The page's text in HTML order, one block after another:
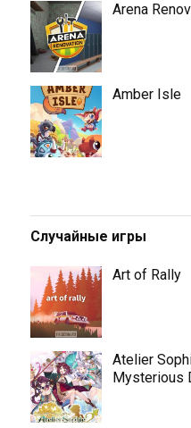
Arena
Amber Isle
Случайные игры
Art of Rally
Atelier
Mysterious